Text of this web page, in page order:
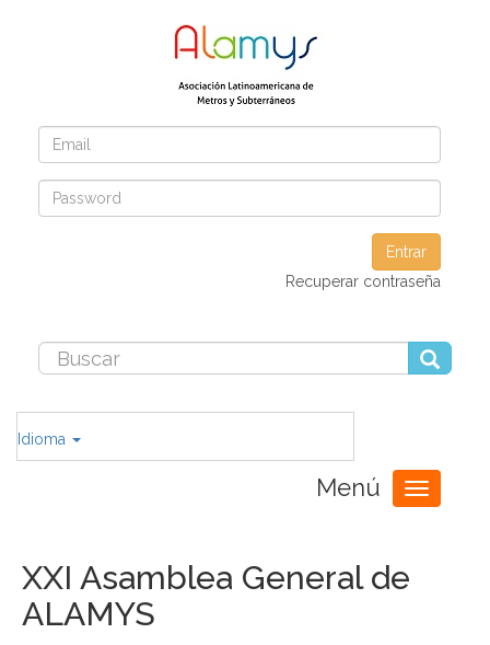
Entrar
Recuperar contraseña
Idioma
Menú
Toggle
navigation
XXI Asamblea General de
ALAMYS